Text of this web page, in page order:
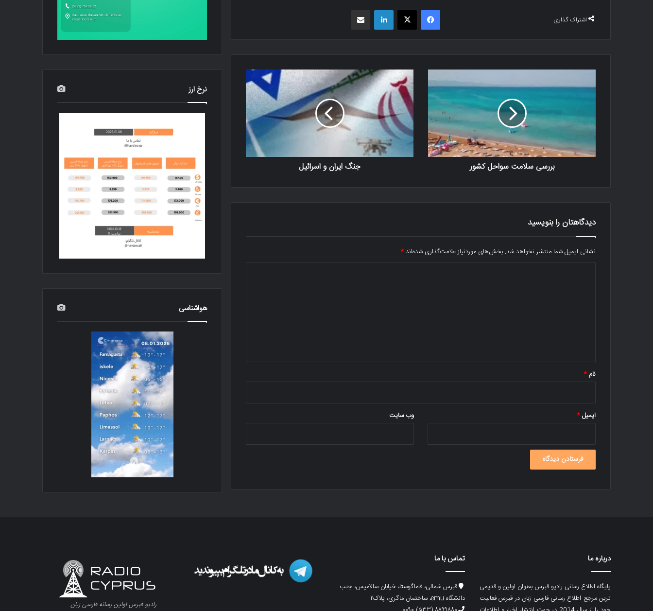
اشتراک گذاری
فیسبوک X
بررسی سلامت سواحل کشور جنگ ایران و اسرائیل
دیدگاهتان را بنویسید
نشانی ایمیل شما منتشر نخواهد شد. بخش‌های موردنیاز علامت‌گذاری شده‌اند*
نام *
ایمیل* وب‌ سایت
نرخ ارز
هواشناسی
درباره ما
پایگاه اطلاع رسانی رادیو قبرس بعنوان اولین و قدیمی
ترین مرجع اطلاع رسانی فارسی زبان در قبرس فعالیت
تماس با ما
قبرس شمالی، فاماگوستا، خیابان سالامیس، جنب
دانشگاه emu، ساختمان ماگری، پلاک۲
رادیو قبرس اولین رسانه فارسی زبان